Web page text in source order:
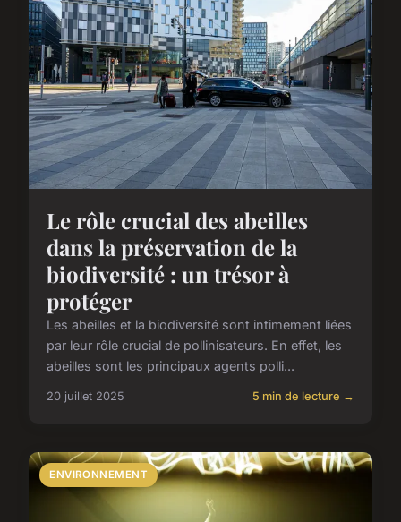
Le rôle crucial des abeilles
dans la préservation de la
biodiversité : un trésor à
protéger
Les abeilles et la biodiversité sont intimement liées
par leur rôle crucial de pollinisateurs. En effet, les
abeilles sont les principaux agents polli...
20 juillet 2025 5 min de lecture →
ENVIRONNEMENT